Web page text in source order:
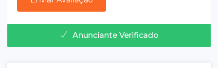
Anunciante Verificado